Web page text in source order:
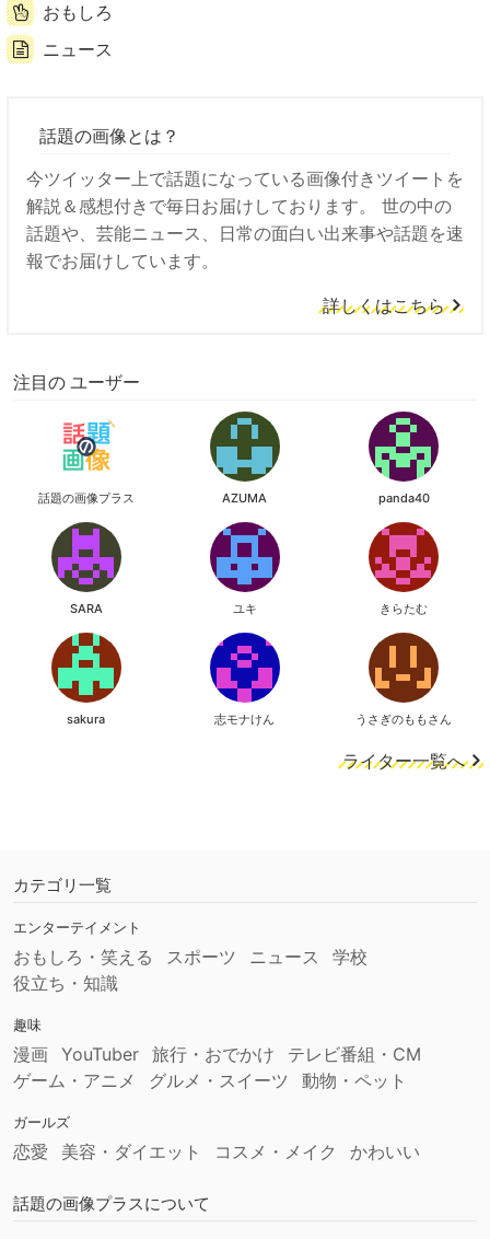
おもしろ
ニュース
話題の画像とは？
今ツイッター上で話題になっている画像付きツイートを
解説＆感想付きで毎日お届けしております。 世の中の
話題や、芸能ニュース、日常の面白い出来事や話題を速
報でお届けしています。
詳しくはこちら
注目の ユーザー
話題の画像プラス AZUMA panda40
SARA ユキ きらたむ
sakura 志モナけん うさぎのももさん
ライター一覧へ
カテゴリ一覧
エンターテイメント
おもしろ・笑える スポーツ ニュース
学校
役立ち・知識
趣味
漫画 YouTuber 旅行・おでかけ
テレビ番組・CM
ゲーム・アニメ
グルメ・スイーツ 動物・ペット
ガールズ
恋愛 美容・ダイエット コスメ・メイク かわいい
話題の画像プラスについて